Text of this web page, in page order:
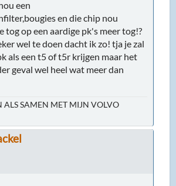
een
en die chip nou
tog op een aardige pk's meer tog!?
wel te doen dacht ik zo! tja je zal
als een t5 of t5r krijgen maar het
geval wel heel wat meer dan
ALS SAMEN MET MIJN VOLVO